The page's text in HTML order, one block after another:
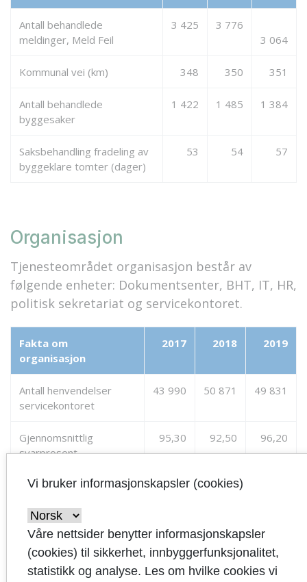
Antall behandlede
meldinger, Meld Feil
3 425
3 776
3 064
Kommunal vei (km) 348 350 351
Antall behandlede
byggesaker
1 422 1 485 1 384
Saksbehandling fradeling av
byggeklare tomter (dager)
53 54 57
Organisasjon
Tjenesteområdet organisasjon består av
følgende enheter: Dokumentsenter, BHT, IT, HR,
politisk sekretariat og servicekontoret.
Fakta om
organisasjon
2017 2018 2019
Antall henvendelser
servicekontoret
43 990 50 871 49 831
Gjennomsnittlig
svarprosent
95,30 92,50 96,20
Økonomi
Vi bruker informasjonskapsler (cookies)
Våre nettsider benytter informasjonskapsler
(cookies) til sikkerhet, innbyggerfunksjonalitet,
statistikk og analyse. Les om hvilke cookies vi